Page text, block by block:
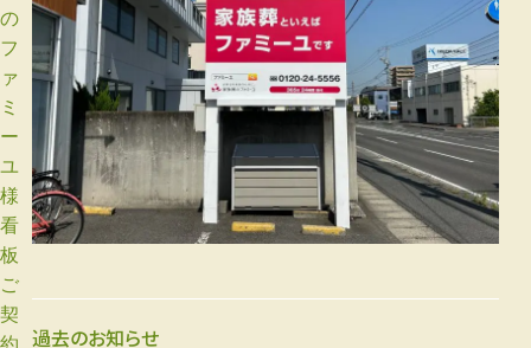
の
フ
ァ
ミ
ー
ユ
様
看
板
ご
契
約
過去のお知らせ